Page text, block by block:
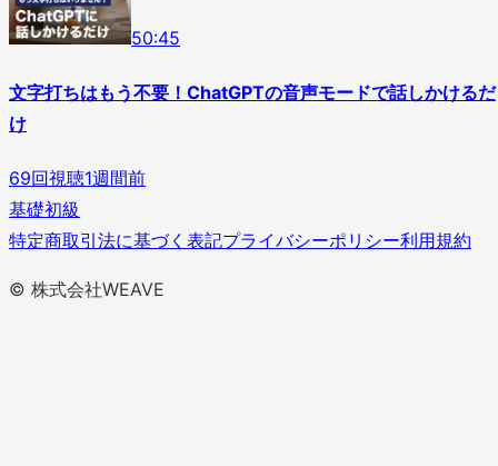
50:45
文字打ちはもう不要！ChatGPTの音声モードで話しかけるだ
け
69回視聴1週間前
基礎初級
特定商取引法に基づく表記プライバシーポリシー利用規約
© 株式会社WEAVE